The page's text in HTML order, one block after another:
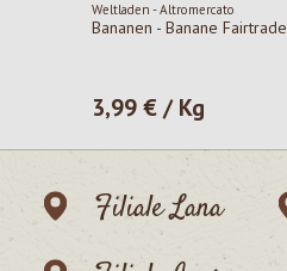
Weltladen - Altromercato
Bananen - Banane Fairtrade
Regulärer Preis:
3,99 € / Kg
Filiale Lana